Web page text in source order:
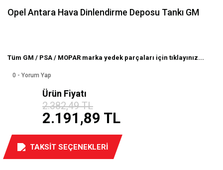
Opel Antara Hava Dinlendirme Deposu Tankı GM
Tüm GM / PSA / MOPAR marka yedek parçaları için tıklayınız...
0 - Yorum Yap
Ürün Fiyatı
2.382,49 TL
2.191,89 TL
TAKSİT SEÇENEKLERİ